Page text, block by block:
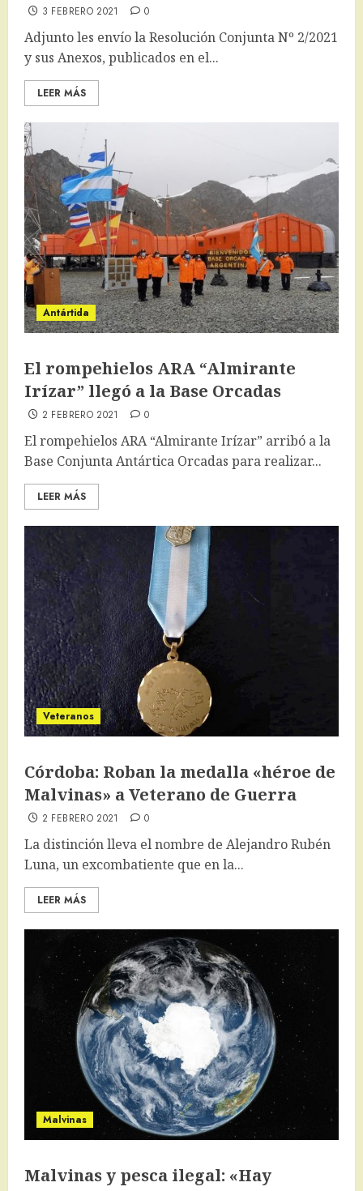
3 FEBRERO 2021 0
Adjunto les envío la Resolución Conjunta Nº 2/2021
y sus Anexos, publicados en el...
LEER MÁS
Antártida
El rompehielos ARA “Almirante
Irízar” llegó a la Base Orcadas
2 FEBRERO 2021 0
El rompehielos ARA “Almirante Irízar” arribó a la
Base Conjunta Antártica Orcadas para realizar...
LEER MÁS
Veteranos
Córdoba: Roban la medalla «héroe de
Malvinas» a Veterano de Guerra
2 FEBRERO 2021 0
La distinción lleva el nombre de Alejandro Rubén
Luna, un excombatiente que en la...
LEER MÁS
Malvinas
Malvinas y pesca ilegal: «Hay